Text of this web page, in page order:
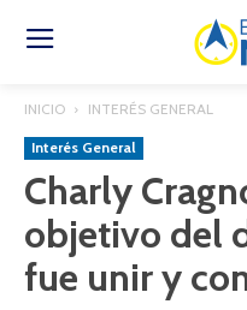
INICIO INTERÉS GENERAL
Interés General
Charly
objetivo del
fue unir y